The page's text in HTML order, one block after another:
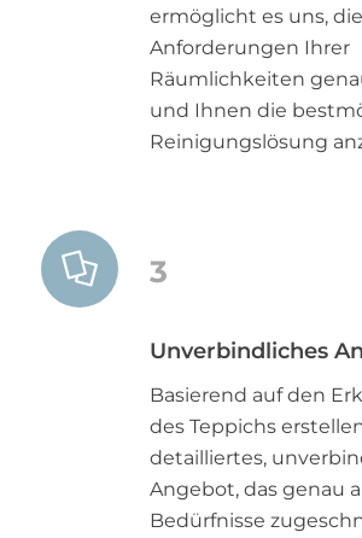
ermöglicht es uns,
Anforderungen Ihrer
Räumlichkeiten
und Ihnen die
Reinigungslösung
3
Unverbindliches
Basierend auf den
des Teppichs
detailliertes,
Angebot, das genau
Bedürfnisse